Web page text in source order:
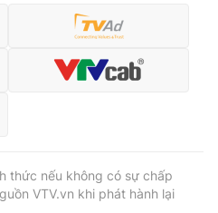
thức nếu không có sự chấp
VTV.vn khi phát hành lại